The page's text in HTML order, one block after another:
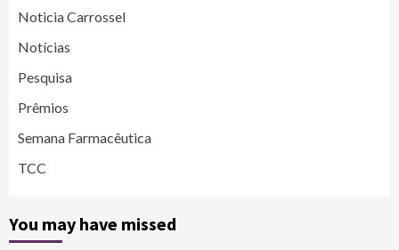
Noticia Carrossel
Notícias
Pesquisa
Prêmios
Semana Farmacêutica
TCC
You may have missed